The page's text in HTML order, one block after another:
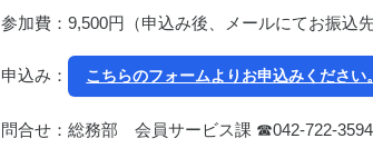
参加費：9,500円（申込み後、メールにてお振込
申込み： こちらのフォームよりお申込みください
問合せ：総務部 会員サービス課 ☎042-722-3594